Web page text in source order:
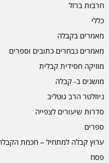
חרבות ברזל
כללי
מאמרים בקבלה
מאמרים נבחרים כתובים וספרים
מוזיקה חסידית קבלית
מושגים ב- קבלה
ניוזלטר הרב גוטליב
סדרות שיעורים לצפייה
ספרים
ערוץ קבלה למתחיל – חכמת
פסח